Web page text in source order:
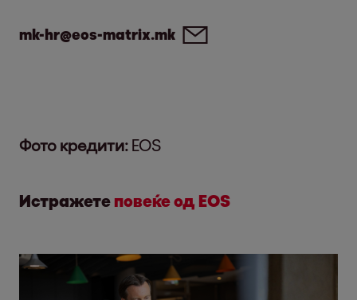
mk-hr@eos-matrix.mk
Фото кредити: EOS
Истражете повеќе од EOS